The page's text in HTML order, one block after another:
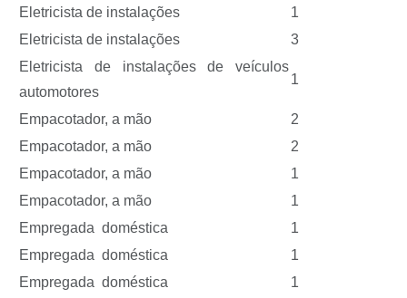
Eletricista de instalações
1
Eletricista de instalações
3
Eletricista de instalações de veículos
automotores
1
Empacotador, a mão
2
Empacotador, a mão
2
Empacotador, a mão
1
Empacotador, a mão
1
Empregada doméstica
1
Empregada doméstica
1
Empregada doméstica
1